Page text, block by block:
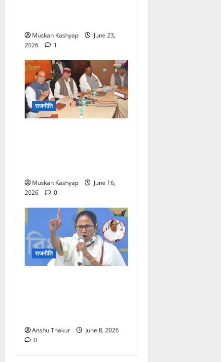
Muskan Kashyap
June 23,
2026
1
राजनीति
Muskan Kashyap
June 16,
2026
0
राजनीति
Anshu Thakur
June 8, 2026
0